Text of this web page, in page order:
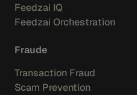
Feedzai IQ
Feedzai Orchestration
Fraude
Transaction Fraud
Scam Prevention